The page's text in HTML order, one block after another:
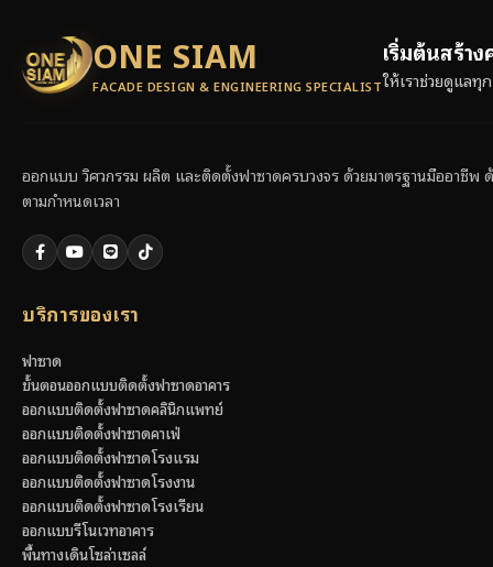
ONE SIAM
FACADE DESIGN & ENGINEERING SPECIALIST
เริ่มต้นสร้า
ให้เราช่วยดูแล
ออกแบบ วิศวกรรม ผลิต และติดตั้งฟาซาดครบวงจร ด้วยมาตรฐานมืออาชี
ตามกำหนดเวลา
บริการของเรา
ฟาซาด
ขั้นตอนออกแบบติดตั้งฟาซาดอาคาร
ออกแบบติดตั้งฟาซาดคลินิกแพทย์
ออกแบบติดตั้งฟาซาดคาเฟ่
ออกแบบติดตั้งฟาซาดโรงแรม
ออกแบบติดตั้งฟาซาดโรงงาน
ออกแบบติดตั้งฟาซาดโรงเรียน
ออกแบบรีโนเวทอาคาร
พื้นทางเดินโซล่าเซลล์